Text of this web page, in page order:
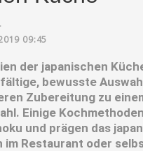
09:45
der japanischen
bewusste
Zubereitung zu
Einige
und prägen das
im Restaurant oder